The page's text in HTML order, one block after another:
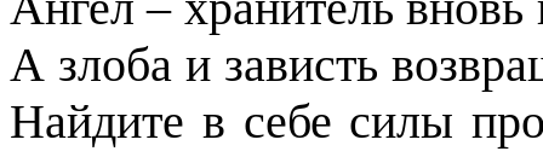
А злоба и зависть
Найдите в себе силы